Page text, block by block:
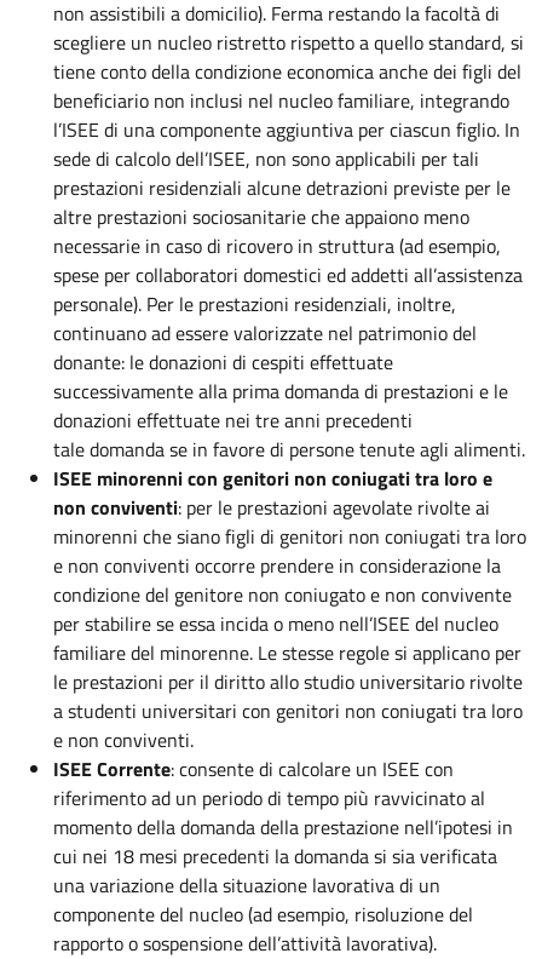
non assistibili a domicilio). Ferma restando la facoltà di
scegliere un nucleo ristretto rispetto a quello standard, si
tiene conto della condizione economica anche dei figli del
beneficiario non inclusi nel nucleo familiare, integrando
l’ISEE di una componente aggiuntiva per ciascun figlio. In
sede di calcolo dell’ISEE, non sono applicabili per tali
prestazioni residenziali alcune detrazioni previste per le
altre prestazioni sociosanitarie che appaiono meno
necessarie in caso di ricovero in struttura (ad esempio,
spese per collaboratori domestici ed addetti all’assistenza
personale). Per le prestazioni residenziali, inoltre,
continuano ad essere valorizzate nel patrimonio del
donante: le donazioni di cespiti effettuate
successivamente alla prima domanda di prestazioni e le
donazioni effettuate nei tre anni precedenti
tale domanda se in favore di persone tenute agli alimenti.
ISEE minorenni con genitori non coniugati tra loro e
non conviventi: per le prestazioni agevolate rivolte ai
minorenni che siano figli di genitori non coniugati tra loro
e non conviventi occorre prendere in considerazione la
condizione del genitore non coniugato e non convivente
per stabilire se essa incida o meno nell’ISEE del nucleo
familiare del minorenne. Le stesse regole si applicano per
le prestazioni per il diritto allo studio universitario rivolte
a studenti universitari con genitori non coniugati tra loro
e non conviventi.
ISEE Corrente: consente di calcolare un ISEE con
riferimento ad un periodo di tempo più ravvicinato al
momento della domanda della prestazione nell’ipotesi in
cui nei 18 mesi precedenti la domanda si sia verificata
una variazione della situazione lavorativa di un
componente del nucleo (ad esempio, risoluzione del
rapporto o sospensione dell’attività lavorativa).